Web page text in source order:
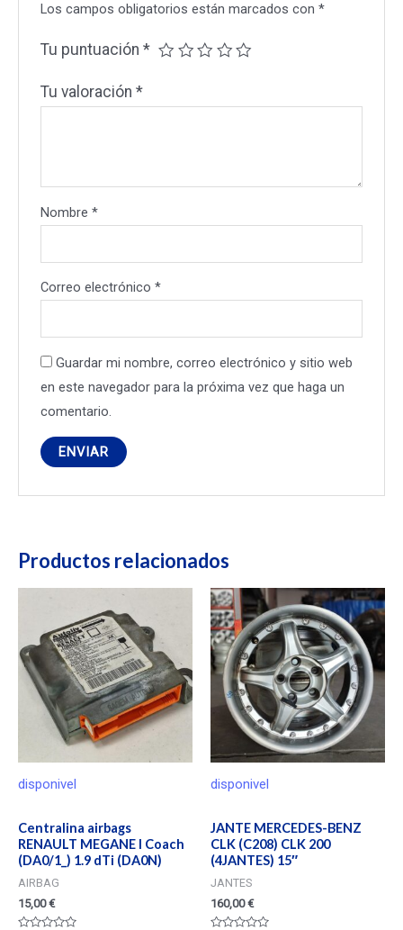
Los campos obligatorios están marcados con*
Tu puntuación*
Tu valoración*
Nombre*
Correo electrónico*
Guardar mi nombre, correo electrónico y sitio web
en este navegador para la próxima vez que haga un
comentario.
Productos relacionados
disponivel
Centralina airbags
RENAULT MEGANE I Coach
(DA0/1_) 1.9 dTi (DA0N)
AIRBAG
15,00€
disponivel
JANTE MERCEDES-BENZ
CLK (C208) CLK 200
(4JANTES) 15″
JANTES
160,00€